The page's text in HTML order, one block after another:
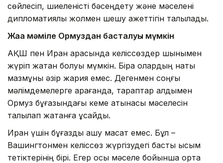
сөйлесіп, шиеленісті бәсеңдету және мәселені
дипломатиялық жолмен шешу қажеттігін талқылады.
Жаңа мәміле Ормуздан басталуы мүмкін
АҚШ пен Иран арасында келіссөздер шынымен
жүріп жатқан болуы мүмкін. Бірақ олардың нақты
мазмұны әзір жария емес. Дегенмен соңғы
мәлімдемелерге қарағанда, тараптар алдымен
Ормуз бұғазындағы кеме қатынасы мәселесін
талқылап жатқанға ұқсайды.
Иран үшін бұғазды ашу мақсат емес. Бұл –
Вашингтонмен келіссөз жүргізудегі басты қысым
тетіктерінің бірі. Егер осы мәселе бойынша ортақ